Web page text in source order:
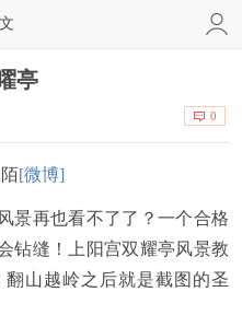
亭
0
[微博]
再也看不了了？一个合格
钻缝！上阳宫双耀亭风景教
山越岭之后就是截图的圣